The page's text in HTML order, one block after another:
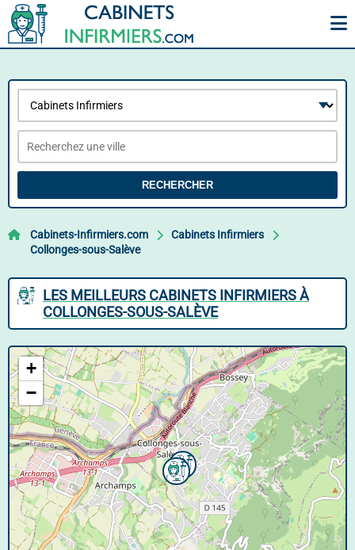
RECHERCHER
Cabinets-Infirmiers.com
Cabinets Infirmiers
Collonges-sous-Salève
LES MEILLEURS CABINETS INFIRMIERS À
COLLONGES-SOUS-SALÈVE
+
−